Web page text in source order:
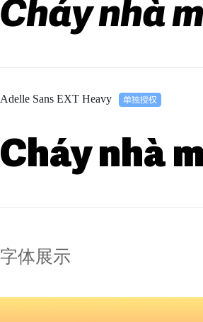
Adelle Sans EXT Heavy
Cháy nhà
字体展示